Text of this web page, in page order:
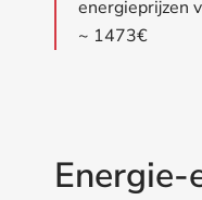
energieprijzen
~ 1473€